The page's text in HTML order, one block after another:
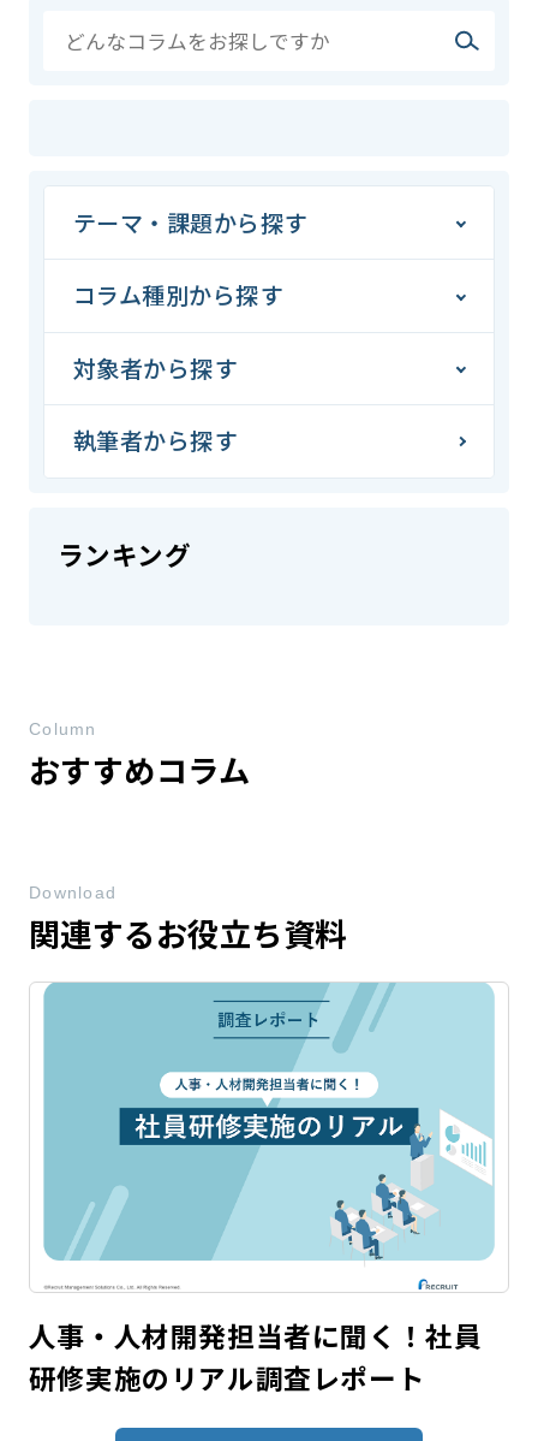
テーマ・課題から探す
コラム種別から探す
対象者から探す
執筆者から探す
ランキング
おすすめコラム
Column
関連するお役立ち資料
Download
人事・人材開発担当者に聞く！社員
研修実施のリアル調査レポート